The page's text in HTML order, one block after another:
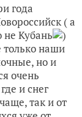
года
( а
не Кубань
)
только наши
но и
очень
и снег
так и от